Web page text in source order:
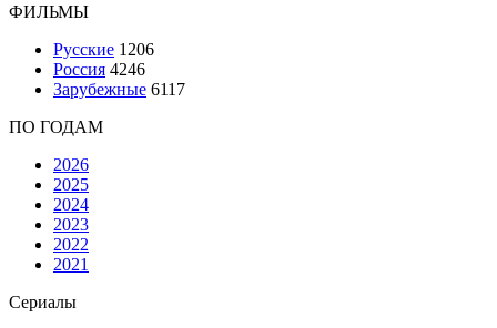
ФИЛЬМЫ
Русские 1206
Россия 4246
Зарубежные 6117
ПО ГОДАМ
2026
2025
2024
2023
2022
2021
Сериалы